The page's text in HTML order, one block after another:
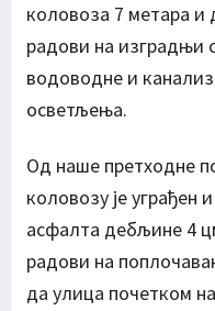
коловоза 7 метара и
радови на изградњи
водоводне и
осветљења.
Од наше претходне
коловозу је уграђен
асфалта дебљине 4
радови на
да улица почетком